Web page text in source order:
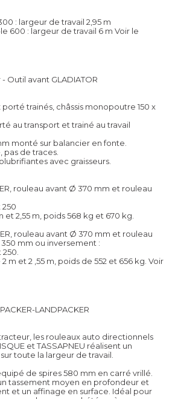
: largeur de travail 2,95 m
600 : largeur de travail 6 m Voir le
Outil avant GLADIATOR
trainés, châssis monopoutre 150 x
au transport et trainé au travail
monté sur balancier en fonte.
pas de traces.
avec graisseurs.
rouleau avant Ø 370 mm et rouleau
250
et 2,55 m, poids 568 kg et 670 kg.
rouleau avant Ø 370 mm et rouleau
mm ou inversement :
m et 2 ,55 m, poids de 552 et 656 kg. Voir
LANDPACKER
les rouleaux auto directionnels
et TASSAPNEU réalisent un
toute la largeur de travail.
de spires 580 mm en carré vrillé.
tassement moyen en profondeur et
et un affinage en surface. Idéal pour